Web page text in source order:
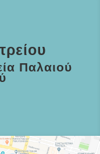
Παλαιού